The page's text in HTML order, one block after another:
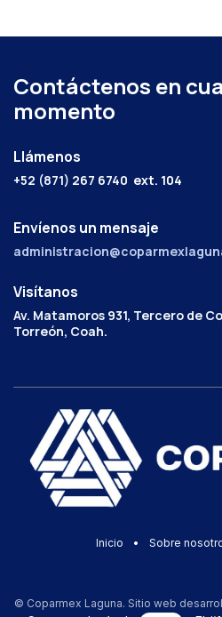
Contáctenos en
momento
Llámenos
+52 (871) 267 6740 ext. 104
Envíenos un mensaje
Visítanos
Av. Matamoros 931, Tercero de
Torreón, Coah.
Inicio • Sobre
© Coparmex Laguna. Sitio web